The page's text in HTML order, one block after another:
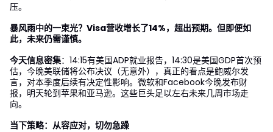
压。
暴风雨中的一束光？Visa营收增长了14%，超出预期。但即便如
此，未来仍需谨慎。
今天信息密集：14:15有美国ADP就业报告，14:30是美国GDP首次预
估，今晚美联储将公布决议（无意外），真正的看点是鲍威尔发
言，对本季度后续有决定性影响。微软和Facebook今晚发布财
报，明天轮到苹果和亚马逊。这些巨头足以左右未来几周市场走
向。
当下策略：从容应对，切勿急躁